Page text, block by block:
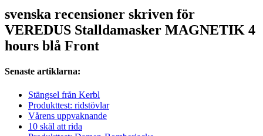
svenska recensioner skriven för
VEREDUS Stalldamasker MAGNETIK 4
hours blå Front
Senaste artiklarna:
Stängsel från Kerbl
Produkttest: ridstövlar
Vårens uppvaknande
10 skäl att rida